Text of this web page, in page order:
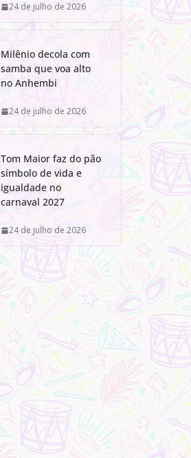
24 de julho de 2026
Milênio decola com
samba que voa alto
no Anhembi
24 de julho de 2026
Tom Maior faz do pão
símbolo de vida e
igualdade no
carnaval 2027
24 de julho de 2026